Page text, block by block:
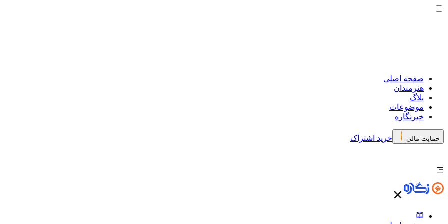
صفحه اصلی
هنرمندان
بلاگ
موضوعات
خبرنگاره
حمایت مالی خرید اشتراک